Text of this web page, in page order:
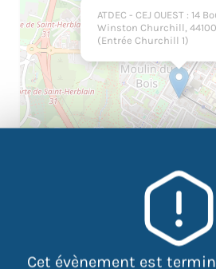
Cet évènement est
ATDEC - CEJ OUEST : 14
Winston Churchill,
(Entrée Churchill 1)